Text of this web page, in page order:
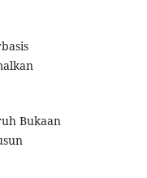
Bukaan